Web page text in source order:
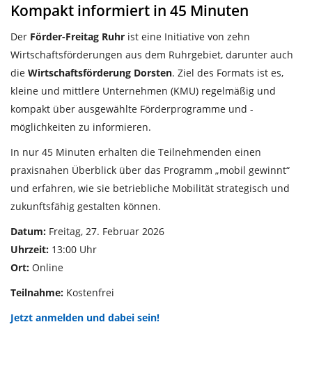
Kompakt informiert in 45 Minuten
Der Förder-Freitag Ruhr ist eine Initiative von zehn
Wirtschaftsförderungen aus dem Ruhrgebiet, darunter auch
die Wirtschaftsförderung Dorsten. Ziel des Formats ist es,
kleine und mittlere Unternehmen (KMU) regelmäßig und
kompakt über ausgewählte Förderprogramme und -
möglichkeiten zu informieren.
In nur 45 Minuten erhalten die Teilnehmenden einen
praxisnahen Überblick über das Programm „mobil gewinnt“
und erfahren, wie sie betriebliche Mobilität strategisch und
zukunftsfähig gestalten können.
Datum: Freitag, 27. Februar 2026
Uhrzeit: 13:00 Uhr
Ort: Online
Teilnahme: Kostenfrei
Jetzt anmelden und dabei sein!